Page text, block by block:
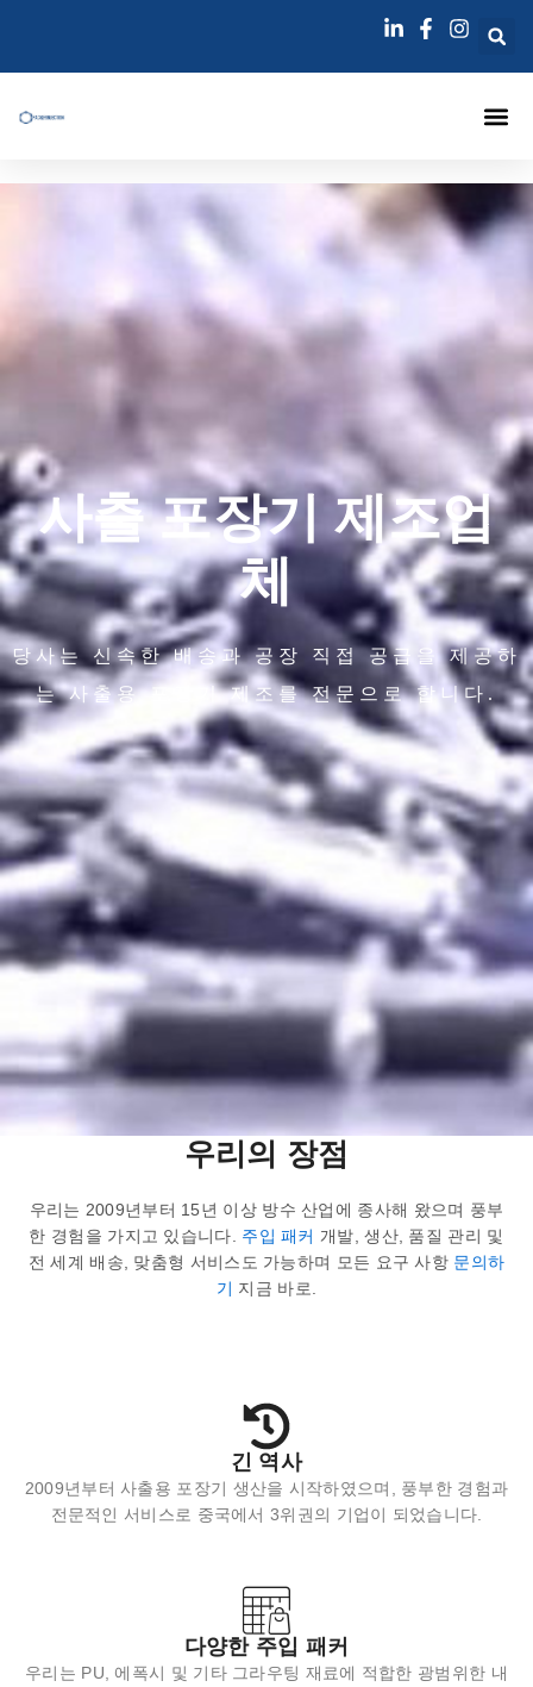
츠
사출 포장기 제조업
체
당사는 신속한 배송과 공장 직접 공급을 제공하
는 사출용 포장기 제조를 전문으로 합니다.
우리의 장점
우리는 2009년부터 15년 이상 방수 산업에 종사해 왔으며 풍부
한 경험을 가지고 있습니다. 주입 패커 개발, 생산, 품질 관리 및
전 세계 배송, 맞춤형 서비스도 가능하며 모든 요구 사항 문의하
기 지금 바로.
긴 역사
2009년부터 사출용 포장기 생산을 시작하였으며, 풍부한 경험과
전문적인 서비스로 중국에서 3위권의 기업이 되었습니다.
다양한 주입 패커
우리는 PU, 에폭시 및 기타 그라우팅 재료에 적합한 광범위한 내